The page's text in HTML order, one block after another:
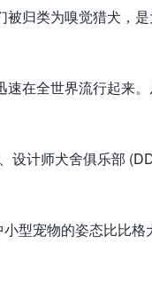
归类为嗅觉猎犬，
在全世界流行起来
计师犬舍俱乐部
型宠物的姿态比比